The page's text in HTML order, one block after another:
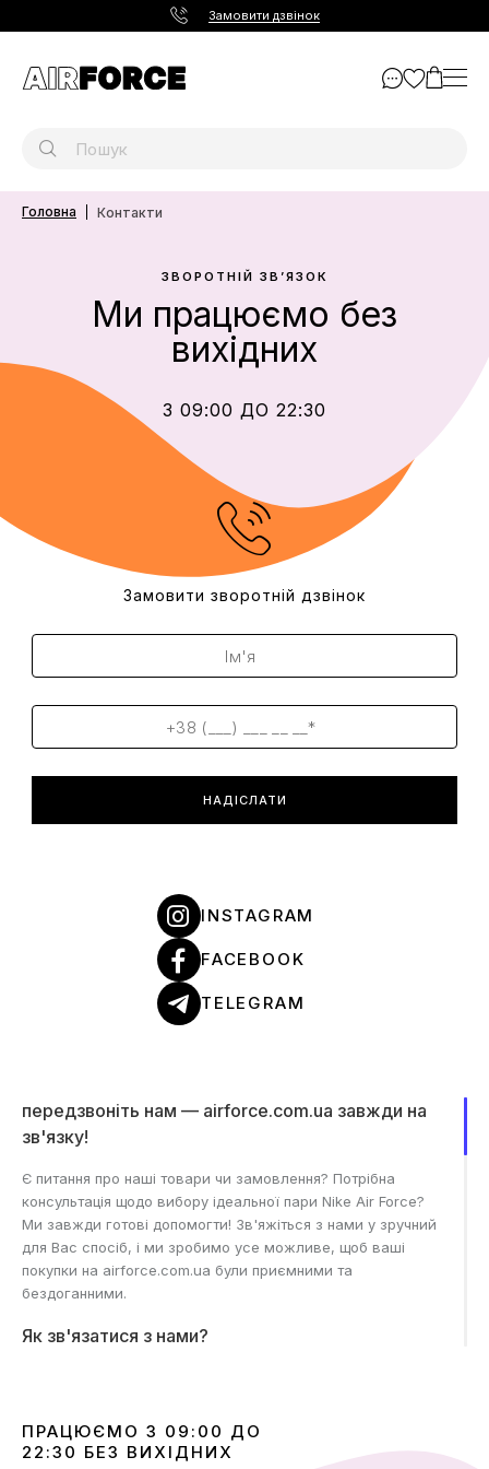
Замовити дзвінок
Головна Контакти
ЗВОРОТНІЙ ЗВ’ЯЗОК
Ми працюємо без
вихідних
З 09:00 ДО 22:30
Замовити зворотній дзвінок
НАДІСЛАТИ
INSTAGRAM
FACEBOOK
TELEGRAM
передзвоніть нам — airforce.com.ua завжди на
зв'язку!
Є питання про наші товари чи замовлення? Потрібна
консультація щодо вибору ідеальної пари Nike Air Force?
Ми завжди готові допомогти! Зв'яжіться з нами у зручний
для Вас спосіб, і ми зробимо усе можливе, щоб ваші
покупки на airforce.com.ua були приємними та
бездоганними.
Як зв'язатися з нами?
на всі питання, що вас цікавлять. Наші фахівці допоможуть
вам підібрати взуття, уточнити деталі замовлення або
ПРАЦЮЄМО З 09:00 ДО
22:30 БЕЗ ВИХІДНИХ